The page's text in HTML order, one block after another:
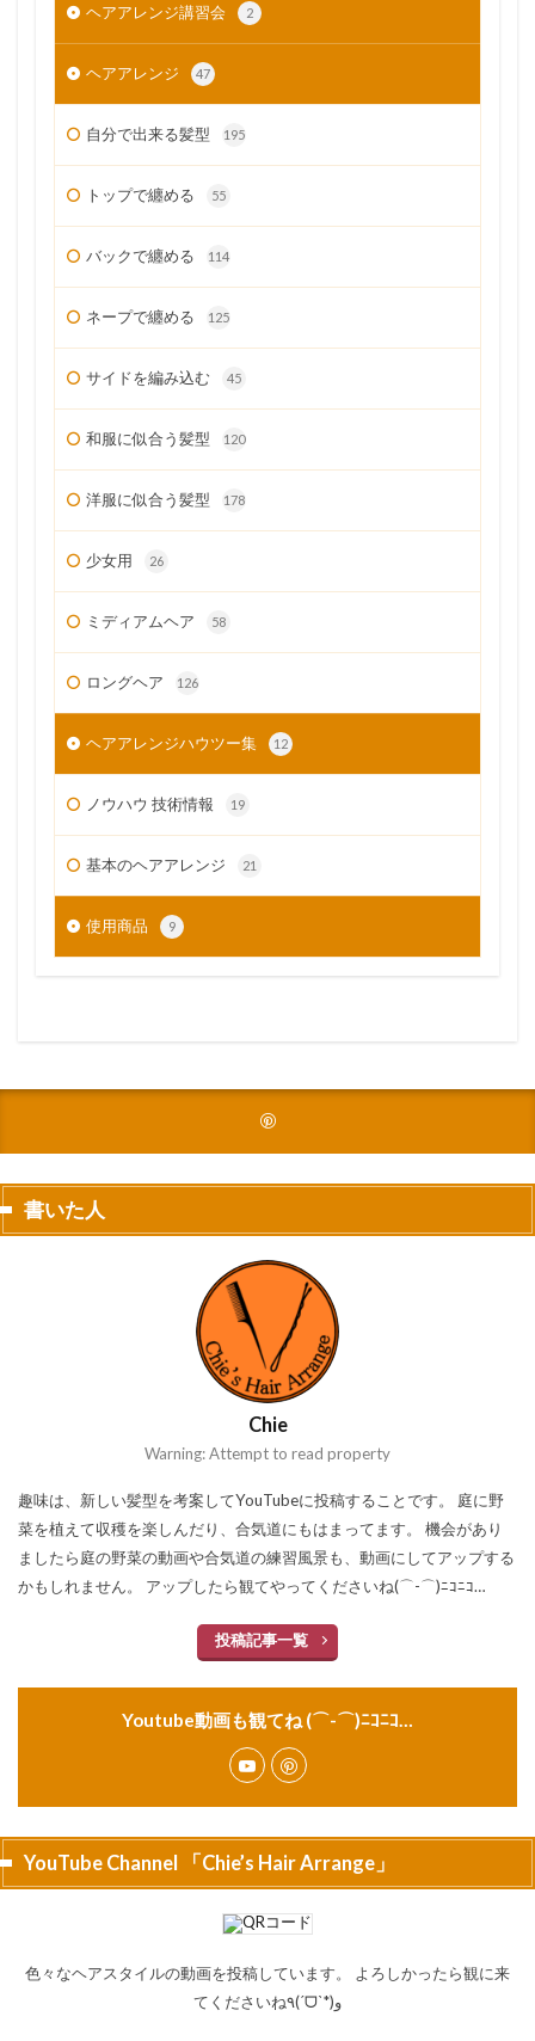
ヘアアレンジ講習会 2
ヘアアレンジ 47
自分で出来る髪型 195
トップで纏める 55
バックで纏める 114
ネープで纏める 125
サイドを編み込む 45
和服に似合う髪型 120
洋服に似合う髪型 178
少女用 26
ミディアムヘア 58
ロングヘア 126
ヘアアレンジハウツー集 12
ノウハウ 技術情報 19
基本のヘアアレンジ 21
使用商品 9
書いた人
Chie
Warning: Attempt to read property
趣味は、新しい髪型を考案してYouTubeに投稿することです。 庭に野
菜を植えて収穫を楽しんだり、合気道にもはまってます。 機会があり
ましたら庭の野菜の動画や合気道の練習風景も、動画にしてアップする
かもしれません。 アップしたら観てやってくださいね(⌒-⌒)ﾆｺﾆｺ…
投稿記事一覧
Youtube動画も観てね (⌒-⌒)ﾆｺﾆｺ…
YouTube Channel 「Chie’s Hair Arrange」
色々なヘアスタイルの動画を投稿しています。 よろしかったら観に来
てくださいね٩(ˊᗜˋ*)و